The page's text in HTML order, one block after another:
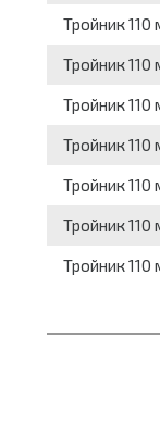
Тройник
Тройник 110
Тройник 110
Тройник 110
Тройник
Тройник
Тройник